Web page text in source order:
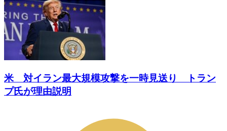
米 対イラン最大規模攻撃を一時見送り トラン
プ氏が理由説明